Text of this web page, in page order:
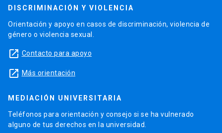
DISCRIMINACIÓN Y VIOLENCIA
Orientación y apoyo en casos de discriminación, violencia de
género o violencia sexual.
launch Contacto para apoyo
launch Más orientación
MEDIACIÓN UNIVERSITARIA
Teléfonos para orientación y consejo si se ha vulnerado
alguno de tus derechos en la universidad.